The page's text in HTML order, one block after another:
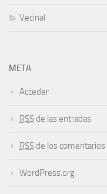
Vecinal
META
Acceder
RSS de las entradas
RSS de los comentarios
WordPress.org